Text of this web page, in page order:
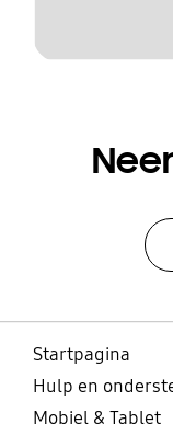
Startpagina
Hulp en
Mobiel & Tablet